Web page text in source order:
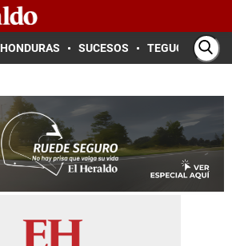
HONDURAS SUCESOS TEGUCIGALPA